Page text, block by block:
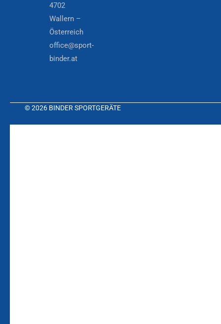
4702
Wallern –
Österreich
office@sport-
binder.at
© 2026 BINDER SPORTGERÄTE